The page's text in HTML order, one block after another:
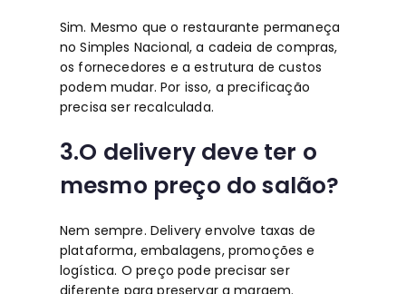
Sim. Mesmo que o restaurante permaneça
no Simples Nacional, a cadeia de compras,
os fornecedores e a estrutura de custos
podem mudar. Por isso, a precificação
precisa ser recalculada.
3.O delivery deve ter o
mesmo preço do salão?
Nem sempre. Delivery envolve taxas de
plataforma, embalagens, promoções e
logística. O preço pode precisar ser